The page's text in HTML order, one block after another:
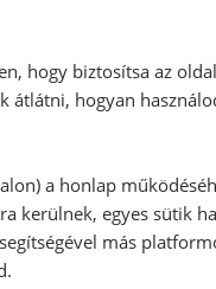
tortát, húzzuk le
Az alsó réteget
alapot
a lekvárral,
a tortát a hűtőbe,
hogy biztosítsa az
átlátni, hogyan
a honlap
kerülnek, egyes sütik
más